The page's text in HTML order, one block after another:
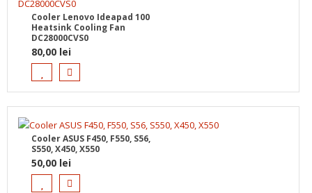
Cooler Lenovo Ideapad 100
Heatsink Cooling Fan
DC28000CVS0
80,00 lei
Cooler ASUS F450, F550, S56,
S550, X450, X550
50,00 lei